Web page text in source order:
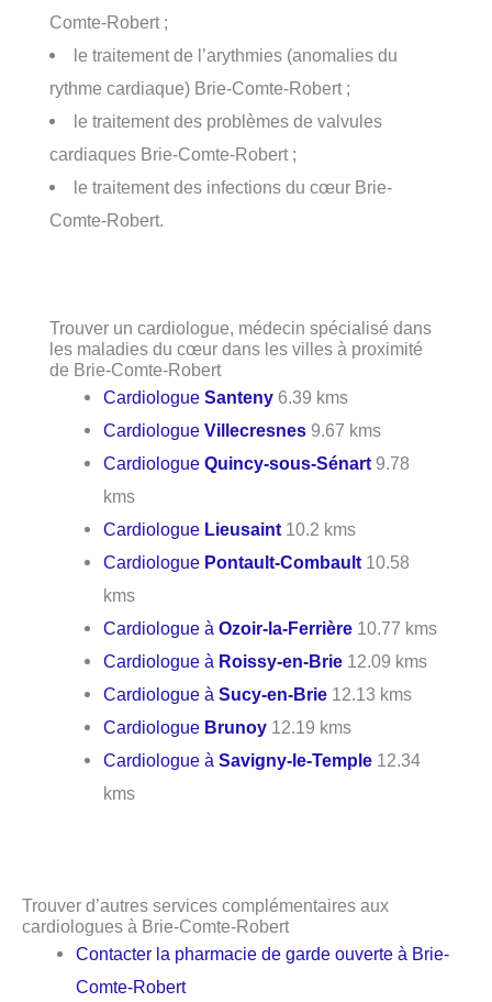
Comte-Robert ;
le traitement de l’arythmies (anomalies du
rythme cardiaque) Brie-Comte-Robert ;
le traitement des problèmes de valvules
cardiaques Brie-Comte-Robert ;
le traitement des infections du cœur Brie-
Comte-Robert.
Trouver un cardiologue, médecin spécialisé dans
les maladies du cœur dans les villes à proximité
de Brie-Comte-Robert
CardiologueSanteny 6.39 kms
CardiologueVillecresnes 9.67 kms
CardiologueQuincy-sous-Sénart 9.78
kms
Cardiologue Lieusaint 10.2 kms
Cardiologue Pontault-Combault 10.58
kms
Cardiologue àOzoir-la-Ferrière 10.77 kms
Cardiologue à Roissy-en-Brie 12.09 kms
Cardiologue àSucy-en-Brie 12.13 kms
Cardiologue Brunoy 12.19 kms
Cardiologue àSavigny-le-Temple 12.34
kms
Trouver d’autres services complémentaires aux
cardiologues à Brie-Comte-Robert
Contacter la pharmacie de garde ouverte à Brie-
Comte-Robert